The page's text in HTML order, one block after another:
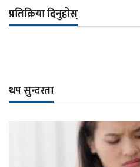
प्रतिक्रिया दिनुहोस्
थप सुन्दरता